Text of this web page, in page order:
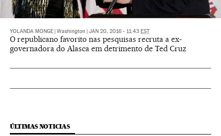
YOLANDA MONGE Washington JAN 20, 2016 - 11:43 EST
O republicano favorito nas pesquisas recruta a ex-
governadora do Alasca em detrimento de Ted Cruz
ÚLTIMAS NOTICIAS